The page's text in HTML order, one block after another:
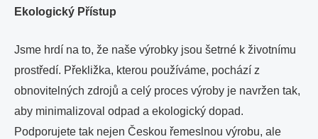
Ekologický Přístup
Jsme hrdí na to, že naše výrobky jsou šetrné k životnímu
prostředí. Překližka, kterou používáme, pochází z
obnovitelných zdrojů a celý proces výroby je navržen tak,
aby minimalizoval odpad a ekologický dopad.
Podporujete tak nejen Českou řemeslnou výrobu, ale